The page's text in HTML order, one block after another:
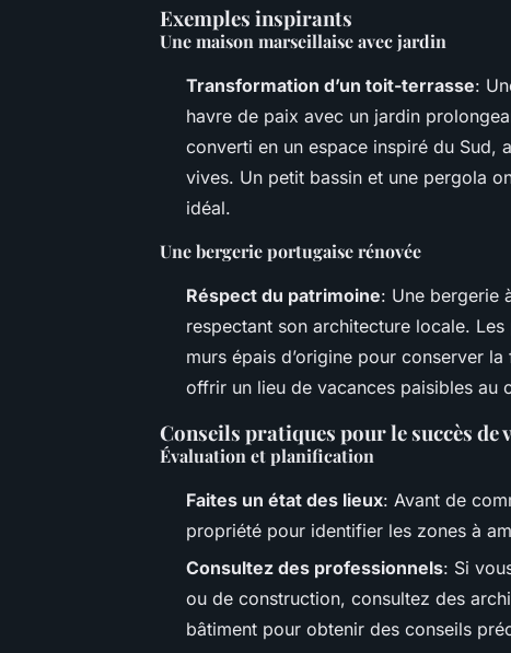
Exemples inspirants
Une maison marseillaise avec jardin
Transformation d’un toit-terrasse:
havre de paix avec un jardin
converti en un espace inspiré du Sud,
vives. Un petit bassin et une pergola
idéal.
Une bergerie portugaise rénovée
Réspect du patrimoine: Une bergerie
respectant son architecture locale.
murs épais d’origine pour conserver
offrir un lieu de vacances paisibles au
Conseils pratiques pour le succès de
Évaluation et planification
Faites un état des lieux: Avant de
propriété pour identifier les zones à
Consultez des professionnels: Si
ou de construction, consultez des
bâtiment pour obtenir des conseils